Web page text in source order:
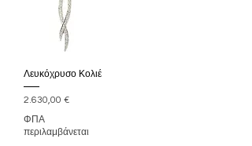
Λευκόχρυσο Κολιέ
Τιμή
2.630,00 €
ΦΠΑ
περιλαμβάνεται